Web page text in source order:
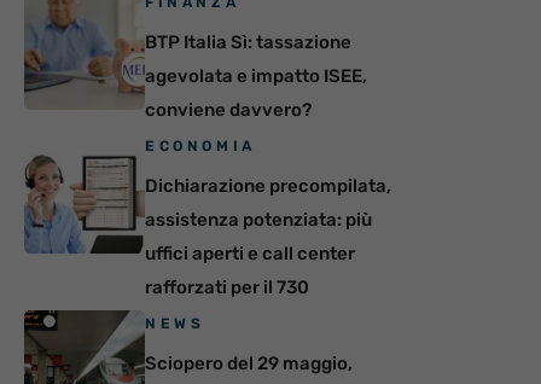
BTP Italia Sì: tassazione
agevolata e impatto ISEE,
conviene davvero?
ECONOMIA
Dichiarazione precompilata,
assistenza potenziata: più
uffici aperti e call center
rafforzati per il 730
NEWS
Sciopero del 29 maggio,